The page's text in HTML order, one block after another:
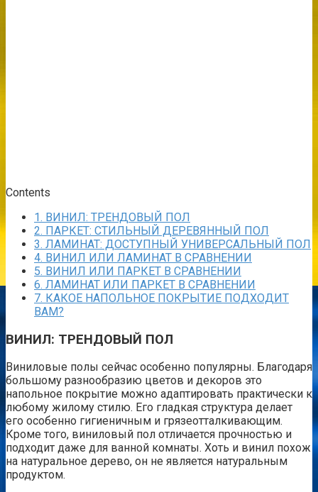
Contents
1. ВИНИЛ: ТРЕНДОВЫЙ ПОЛ
2. ПАРКЕТ: СТИЛЬНЫЙ ДЕРЕВЯННЫЙ ПОЛ
3. ЛАМИНАТ: ДОСТУПНЫЙ УНИВЕРСАЛЬНЫЙ ПОЛ
4. ВИНИЛ ИЛИ ЛАМИНАТ В СРАВНЕНИИ
5. ВИНИЛ ИЛИ ПАРКЕТ В СРАВНЕНИИ
6. ЛАМИНАТ ИЛИ ПАРКЕТ В СРАВНЕНИИ
7. КАКОЕ НАПОЛЬНОЕ ПОКРЫТИЕ ПОДХОДИТ
ВАМ?
ВИНИЛ: ТРЕНДОВЫЙ ПОЛ
Виниловые полы сейчас особенно популярны. Благодаря
большому разнообразию цветов и декоров это
напольное покрытие можно адаптировать практически к
любому жилому стилю. Его гладкая структура делает
его особенно гигиеничным и грязеотталкивающим.
Кроме того, виниловый пол отличается прочностью и
подходит даже для ванной комнаты. Хоть и винил похож
на натуральное дерево, он не является натуральным
продуктом.